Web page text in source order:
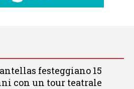
festeggiano 15
con un tour teatrale